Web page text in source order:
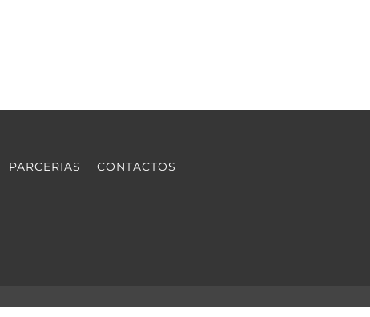
PARCERIAS CONTACTOS